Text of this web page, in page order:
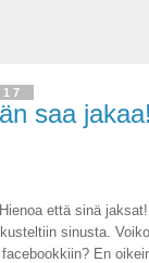
saa jakaa!
että sinä
sinusta.
En